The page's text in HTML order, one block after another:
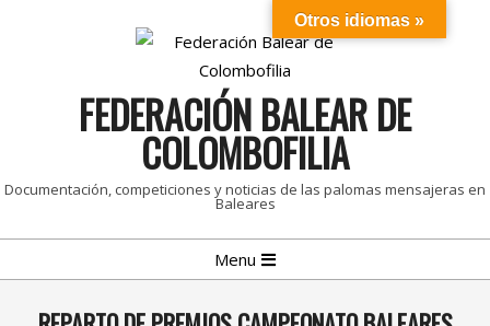
FEDERACIÓN BALEAR DE
COLOMBOFILIA
Documentación, competiciones y noticias de las palomas mensajeras en
Baleares
Navigation
Menu
Menu
Otros idiomas »